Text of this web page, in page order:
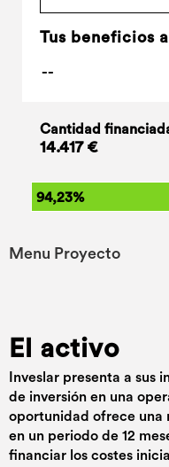
Tus beneficios
Cantidad
14.417 €
94,23%
Menu Proyecto
El activo
Inveslar presenta a sus
de inversión en una
oportunidad ofrece una
en un periodo de 12
financiar los costes